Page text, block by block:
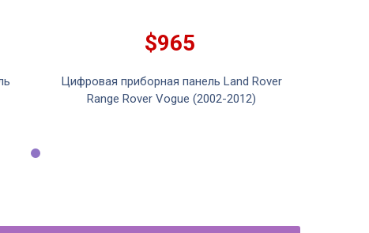
$965
Цифровая приборная панель Land Rover
Range Rover Vogue (2002-2012)